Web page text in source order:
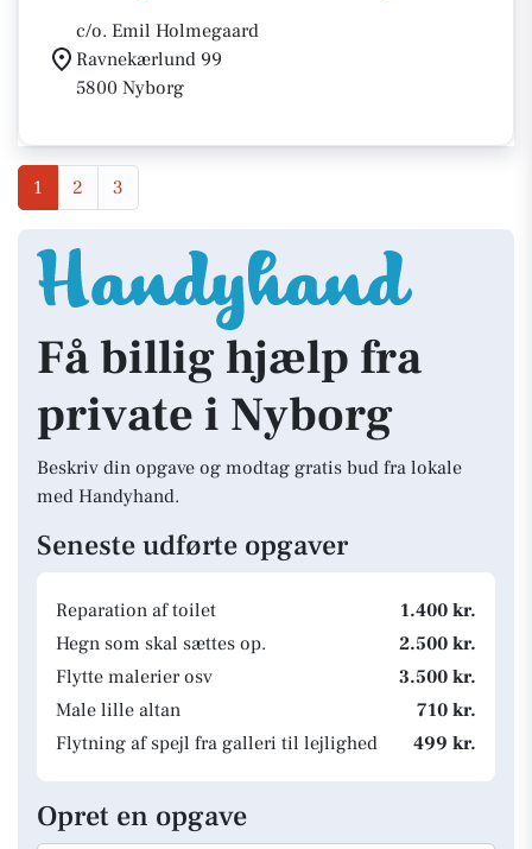
c/o. Emil Holmegaard
Ravnekærlund 99
5800 Nyborg
1 2 3
Få billig hjælp fra
private i Nyborg
Beskriv din opgave og modtag gratis bud fra lokale
med Handyhand.
Seneste udførte opgaver
Reparation af toilet
1.400 kr.
Hegn som skal sættes op.
2.500 kr.
Flytte malerier osv
3.500 kr.
Male lille altan
710 kr.
Flytning af spejl fra galleri til lejlighed
499 kr.
Opret en opgave